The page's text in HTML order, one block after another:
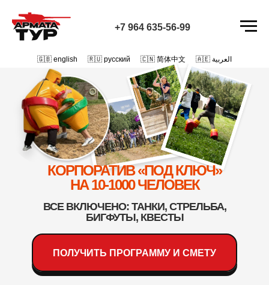
🇬🇧 english 🇷🇺 русский 🇨🇳 简体中文 🇦🇪 العربية
+7 964 635-56-99
ВСЕ ВКЛЮЧЕНО: ТАНКИ, СТРЕЛЬБА,
БИГФУТЫ, КВЕСТЫ
КОРПОРАТИВ «ПОД КЛЮЧ»
НА 10-1000 ЧЕЛОВЕК
ПОЛУЧИТЬ ПРОГРАММУ И СМЕТУ